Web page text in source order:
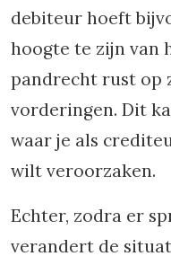
debiteur hoeft
hoogte te zijn van
pandrecht rust op
vorderingen. Dit
waar je als
wilt veroorzaken.
Echter, zodra er
verandert de